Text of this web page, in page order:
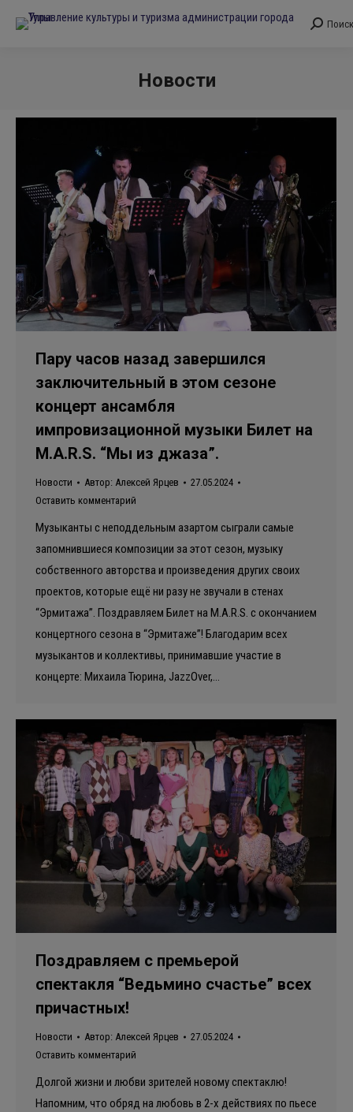
Поиск:
Поиск
Новости
Пару часов назад завершился
заключительный в этом сезоне
концерт ансамбля
импровизационной музыки Билет на
M.A.R.S. “Мы из джаза”.
Новости Автор: Алексей Ярцев
27.05.2024
Оставить комментарий
Музыканты с неподдельным азартом сыграли самые
запомнившиеся композиции за этот сезон, музыку
собственного авторства и произведения других своих
проектов, которые ещё ни разу не звучали в стенах
“Эрмитажа”. Поздравляем Билет на M.A.R.S. с окончанием
концертного сезона в “Эрмитаже”! Благодарим всех
музыкантов и коллективы, принимавшие участие в
концерте: Михаила Тюрина, JazzOver,…
Поздравляем с премьерой
спектакля “Ведьмино счастье” всех
причастных!
Новости Автор: Алексей Ярцев
27.05.2024
Оставить комментарий
Долгой жизни и любви зрителей новому спектаклю!
Напомним, что обряд на любовь в 2-х действиях по пьесе